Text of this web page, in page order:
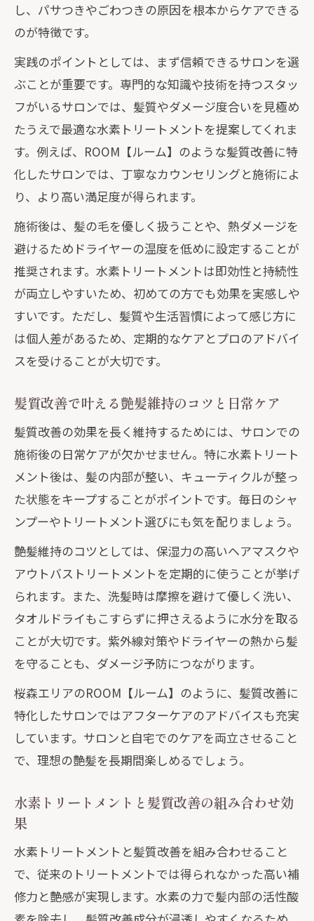
し、パサつきやごわつきの原因を根本からケアできる
のが特徴です。
実践のポイントとしては、まず信頼できるサロンを選
ぶことが重要です。専門的な知識や技術を持つスタッ
フがいるサロンでは、髪質やダメージ度合いを見極め
たうえで最適な水素トリートメントを提案してくれま
す。例えば、ROOM【ルーム】のような髪質改善に特
化したサロンでは、丁寧なカウンセリングと施術によ
り、より高い満足度が得られます。
施術後は、髪の毛を優しく扱うことや、熱ダメージを
避けるためドライヤーの温度を低めに設定することが
推奨されます。水素トリートメントは即効性と持続性
が両立しやすいため、初めての方でも効果を実感しや
すいです。ただし、髪質や生活習慣によって感じ方に
は個人差があるため、定期的なケアとプロのアドバイ
スを受けることが大切です。
髪質改善で叶える艶髪維持のコツと日常ケア
髪質改善の効果を長く維持するためには、サロンでの
施術後の日常ケアが欠かせません。特に水素トリート
メント後は、髪の内部が整い、キューティクルが整っ
た状態をキープすることがポイントです。毎日のシャ
ンプーやトリートメント選びにも気を配りましょう。
艶髪維持のコツとしては、保湿力の高いヘアマスクや
アウトバストリートメントを定期的に使うことが挙げ
られます。また、洗髪時は摩擦を避けて優しく洗い、
タオルドライもこすらずに押さえるように水分を取る
ことが大切です。紫外線対策やドライヤーの熱から髪
を守ることも、ダメージ予防につながります。
桜森エリアのROOM【ルーム】のように、髪質改善に
特化したサロンではアフターケアのアドバイスも充実
しています。サロンと自宅でのケアを両立させること
で、理想の艶髪を長期間楽しめるでしょう。
水素トリートメントと髪質改善の組み合わせ効
果
水素トリートメントと髪質改善を組み合わせること
で、従来のトリートメントでは得られなかった高い補
修力と艶感が実現します。水素の力で髪内部の活性酸